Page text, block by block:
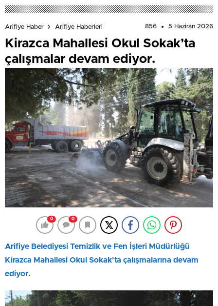
Arifiye Haber Arifiye Haberleri 856 5 Haziran 2026
Kirazca Mahallesi Okul Sokak’ta
çalışmalar devam ediyor.
0 0
Arifiye Belediyesi Temizlik ve Fen İşleri Müdürlüğü
Kirazca Mahallesi Okul Sokak’ta çalışmalarına devam
ediyor.